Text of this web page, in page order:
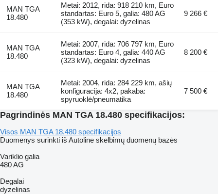
MAN TGA
18.480
Metai: 2012, rida: 918 210 km, Euro
standartas: Euro 5, galia: 480 AG
(353 kW), degalai: dyzelinas
9 266 €
MAN TGA
18.480
Metai: 2007, rida: 706 797 km, Euro
standartas: Euro 4, galia: 440 AG
(323 kW), degalai: dyzelinas
8 200 €
MAN TGA
18.480
Metai: 2004, rida: 284 229 km, ašių
konfigūracija: 4x2, pakaba:
spyruoklė/pneumatika
7 500 €
Pagrindinės MAN TGA 18.480 specifikacijos:
Visos MAN TGA 18.480 specifikacijos
Duomenys surinkti iš Autoline skelbimų duomenų bazės
Variklio galia
480 AG
Degalai
dyzelinas